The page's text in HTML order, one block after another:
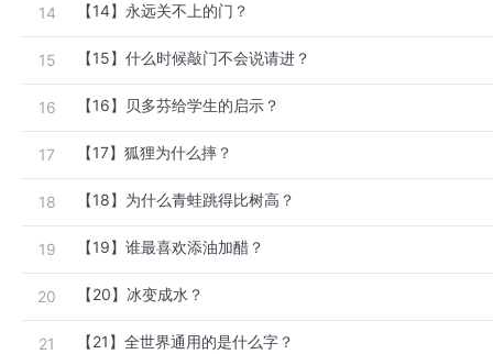
14 【14】永远关不上的门？
15 【15】什么时候敲门不会说请进？
16 【16】贝多芬给学生的启示？
17 【17】狐狸为什么摔？
18 【18】为什么青蛙跳得比树高？
19 【19】谁最喜欢添油加醋？
20 【20】冰变成水？
21 【21】全世界通用的是什么字？